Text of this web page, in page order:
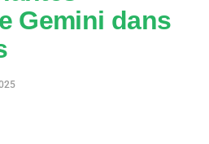
Gemini dans